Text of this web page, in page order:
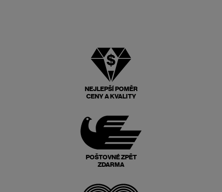
NEJLEPŠÍ POMĚR
CENY A KVALITY
POŠTOVNÉ ZPĚT
ZDARMA